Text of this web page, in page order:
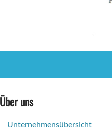
Über uns
Unternehmensübersicht